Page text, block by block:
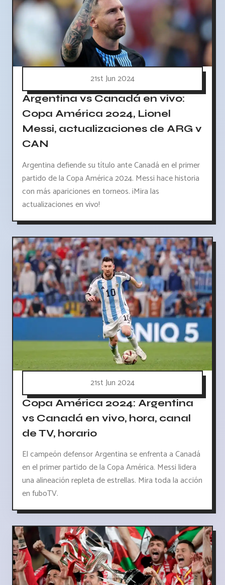
21st Jun 2024
Argentina vs Canadá en vivo:
Copa América 2024, Lionel
Messi, actualizaciones de ARG v
CAN
Argentina defiende su título ante Canadá en el primer
partido de la Copa América 2024. Messi hace historia
con más apariciones en torneos. ¡Mira las
actualizaciones en vivo!
21st Jun 2024
Copa América 2024: Argentina
vs Canadá en vivo, hora, canal
de TV, horario
El campeón defensor Argentina se enfrenta a Canadá
en el primer partido de la Copa América. Messi lidera
una alineación repleta de estrellas. Mira toda la acción
en fuboTV.